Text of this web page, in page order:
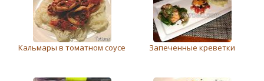
Кальмары в томатном соусе Запеченные креветки